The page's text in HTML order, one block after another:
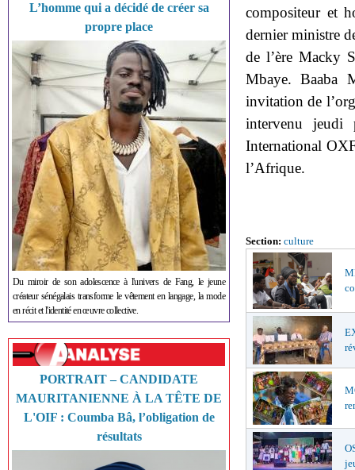
L’homme qui a décidé de créer sa
propre place
Du miroir de son adolescence à l'univers de Fang, le jeune
créateur sénégalais transforme le vêtement en langage, la mode
en récit et l'identité en œuvre collective.
PORTRAIT – CANDIDATE
MAURITANIENNE À LA TÊTE DE
L'OIF : Coumba Bâ, l’obligation de
résultats
compositeur et
dernier ministre
de l’ère Macky
Mbaye. Baaba
invitation de
intervenu jeudi
International
l’Afrique.
Section: culture